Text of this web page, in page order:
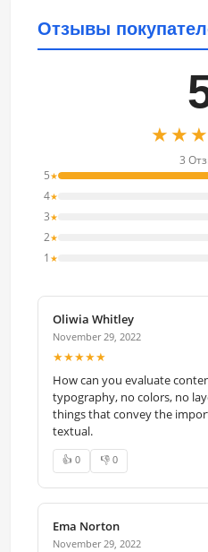
Отзывы
3
5★
4★
3★
2★
1 ★
Oliwia Whitley
November 29, 2022
★★★★★
How can you evaluate
typography, no colors, no
things that convey the
textual.
👍 0 👎 0
Ema Norton
November 29, 2022